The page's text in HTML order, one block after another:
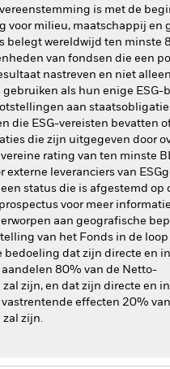
is met de
voor milieu, maatschappij en
belegt wereldwijd ten minste
van fondsen die een
nastreven en niet
als hun enige ESG-
aan
die ESG-vereisten bevatten
die zijn uitgegeven door
rating van ten minste
externe leveranciers van
status die is afgestemd op
voor meer
aan geografische
van het Fonds in de
bedoeling dat zijn directe en
80% van de Netto-
zijn, en dat zijn directe en
effecten 20%
zal zijn.